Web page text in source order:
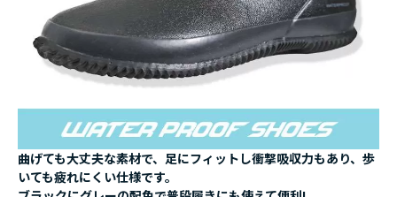
曲げても大丈夫な素材で、足にフィットし衝撃吸収力もあり、歩
いても疲れにくい仕様です。